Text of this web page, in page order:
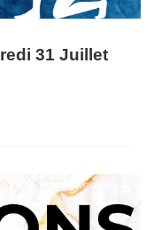
31 Juillet